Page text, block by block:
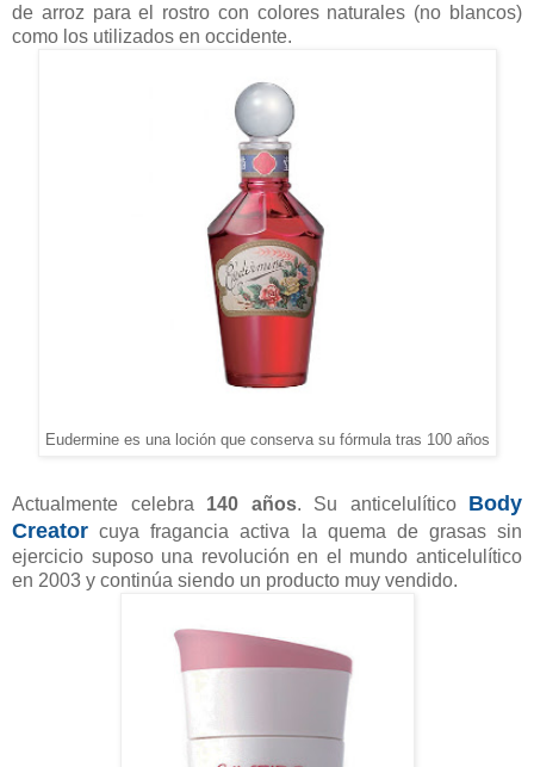
de arroz para el rostro con colores naturales (no blancos)
como los utilizados en occidente.
Eudermine es una loción que conserva su fórmula tras 100 años
Actualmente celebra 140 años. Su anticelulítico Body
Creator cuya fragancia activa la quema de grasas sin
ejercicio suposo una revolución en el mundo anticelulítico
en 2003 y continúa siendo un producto muy vendido.